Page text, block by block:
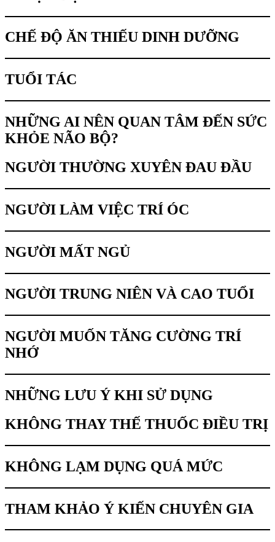
CHẾ ĐỘ ĂN THIẾU DINH DƯỠNG
TUỔI TÁC
NHỮNG AI NÊN QUAN TÂM ĐẾN SỨC
KHỎE NÃO BỘ?
NGƯỜI THƯỜNG XUYÊN ĐAU ĐẦU
NGƯỜI LÀM VIỆC TRÍ ÓC
NGƯỜI MẤT NGỦ
NGƯỜI TRUNG NIÊN VÀ CAO TUỔI
NGƯỜI MUỐN TĂNG CƯỜNG TRÍ
NHỚ
NHỮNG LƯU Ý KHI SỬ DỤNG
KHÔNG THAY THẾ THUỐC ĐIỀU TRỊ
KHÔNG LẠM DỤNG QUÁ MỨC
THAM KHẢO Ý KIẾN CHUYÊN GIA